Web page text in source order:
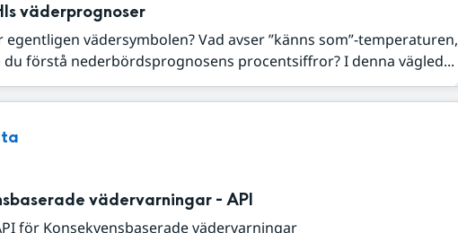
väderprognoser
egentligen vädersymbolen? Vad avser ”känns som”-temperaturen,
du förstå nederbördsprognosens procentsiffror? I denna vägled...
vädervarningar - API
för Konsekvensbaserade vädervarningar